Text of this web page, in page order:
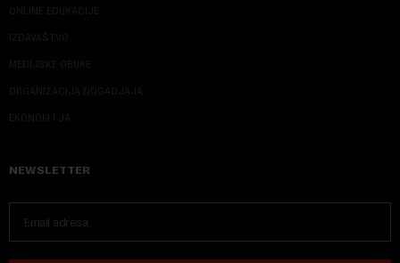
ONLINE EDUKACIJE
IZDAVAŠTVO
MEDIJSKE OBUKE
ORGANIZACIJA DOGADJAJA
EKONOM I JA
NEWSLETTER